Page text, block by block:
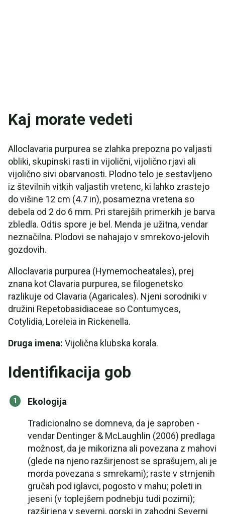
Kaj morate vedeti
Alloclavaria purpurea se zlahka prepozna po valjasti
obliki, skupinski rasti in vijolični, vijolično rjavi ali
vijolično sivi obarvanosti. Plodno telo je sestavljeno
iz številnih vitkih valjastih vretenc, ki lahko zrastejo
do višine 12 cm (4.7 in), posamezna vretena so
debela od 2 do 6 mm. Pri starejših primerkih je barva
zbledla. Odtis spore je bel. Menda je užitna, vendar
neznačilna. Plodovi se nahajajo v smrekovo-jelovih
gozdovih.
Alloclavaria purpurea (Hymemocheatales), prej
znana kot Clavaria purpurea, se filogenetsko
razlikuje od Clavaria (Agaricales). Njeni sorodniki v
družini Repetobasidiaceae so Contumyces,
Cotylidia, Loreleia in Rickenella.
Druga imena: Vijolična klubska korala.
Identifikacija gob
Ekologija
Tradicionalno se domneva, da je saproben -
vendar Dentinger & McLaughlin (2006) predlaga
možnost, da je mikorizna ali povezana z mahovi
(glede na njeno razširjenost se sprašujem, ali je
morda povezana s smrekami); raste v strnjenih
gručah pod iglavci, pogosto v mahu; poleti in
jeseni (v toplejšem podnebju tudi pozimi);
razširjena v severni, gorski in zahodni Severni